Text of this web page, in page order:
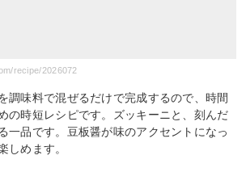
recipe/2026072
調味料で混ぜるだけで完成するので、時間
の時短レシピです。ズッキーニと、刻んだ
一品です。豆板醤が味のアクセントになっ
しめます。